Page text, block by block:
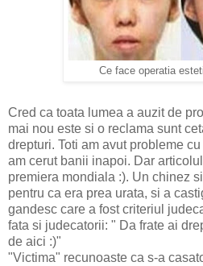
Ce face operatia
Cred ca toata lumea a auzit de
mai nou este si o reclama sunt
drepturi. Toti am avut probleme
am cerut banii inapoi. Dar
premiera mondiala :). Un chinez
pentru ca era prea urata, si a
gandesc care a fost criteriul
fata si judecatorii: " Da frate ai
de aici :)"
"Victima" recunoaste ca s-a